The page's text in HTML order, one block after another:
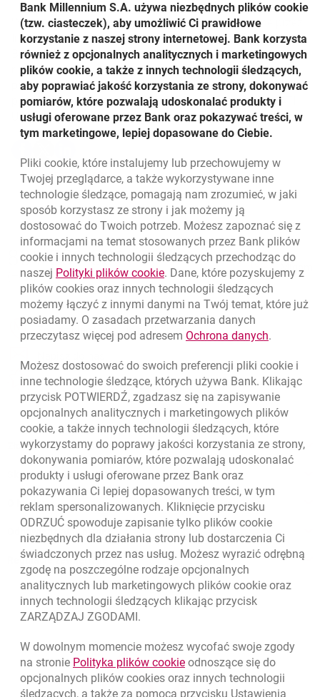
Metryka badania: badanie zostało przeprowadzone przez
Instytut Badań Rynkowych i Społecznych IBRiS na zlecenie
Banku Millennium w dniach 27 listopada – 1 grudnia 2017
r. na reprezentatywnej, 1000-osobowej, ogólnopolskiej
próbie Polaków w wieku 18 do 60 lat deklarujących
posiadanie konta bankowego. Technika badawcza: CATI.
Udostępnij
otwiera się w nowej karcie
otwiera się w nowej karcie
otwiera się w nowej karcie
Powrót do listy
Nawigacja dolna
Zadzwoń do nas
801 331 331
(+48) 22 598 40 40
Migam
Znajdź placówkę lub bankomat otwiera się w nowej karcie
Oceń nas otwiera się w nowej karcie
Złóż wniosek przez internet
Skontaktuj się ze Specjalistą
O banku
Odpowiedzialny biznes
Regulacje zewnętrzne
Bank Millennium S.A. używa niezbędnych plików cookie
(tzw. ciasteczek), aby umożliwić Ci prawidłowe
korzystanie z naszej strony internetowej. Bank korzysta
również z opcjonalnych analitycznych i marketingowych
plików cookie, a także z innych technologii śledzących,
aby poprawiać jakość korzystania ze strony, dokonywać
pomiarów, które pozwalają udoskonalać produkty i
usługi oferowane przez Bank oraz pokazywać treści, w
tym marketingowe, lepiej dopasowane do Ciebie.
Pliki cookie, które instalujemy lub przechowujemy w
Twojej przeglądarce, a także wykorzystywane inne
technologie śledzące, pomagają nam zrozumieć, w jaki
sposób korzystasz ze strony i jak możemy ją
dostosować do Twoich potrzeb. Możesz zapoznać się z
informacjami na temat stosowanych przez Bank plików
cookie i innych technologii śledzących przechodząc do
naszej Polityki plików cookielink otwiera się w nowym oknie
. Dane, które pozyskujemy z
plików cookies oraz innych technologii śledzących
możemy łączyć z innymi danymi na Twój temat, które już
posiadamy. O zasadach przetwarzania danych
przeczytasz więcej pod adresem Ochrona danychlink
.
Możesz dostosować do swoich preferencji pliki cookie i
inne technologie śledzące, których używa Bank. Klikając
przycisk POTWIERDŹ, zgadzasz się na zapisywanie
opcjonalnych analitycznych i marketingowych plików
cookie, a także innych technologii śledzących, które
wykorzystamy do poprawy jakości korzystania ze strony,
dokonywania pomiarów, które pozwalają udoskonalać
produkty i usługi oferowane przez Bank oraz
pokazywania Ci lepiej dopasowanych treści, w tym
reklam spersonalizowanych. Kliknięcie przycisku
ODRZUĆ spowoduje zapisanie tylko plików cookie
niezbędnych dla działania strony lub dostarczenia Ci
świadczonych przez nas usług. Możesz wyrazić odrębną
zgodę na poszczególne rodzaje opcjonalnych
analitycznych lub marketingowych plików cookie oraz
innych technologii śledzących klikając przycisk
ZARZĄDZAJ ZGODAMI.
W dowolnym momencie możesz wycofać swoje zgody
na stronie Polityka plików cookielink otwiera się w nowym
odnoszące się do
opcjonalnych plików cookies oraz innych technologii
śledzących, a także za pomocą przycisku Ustawienia